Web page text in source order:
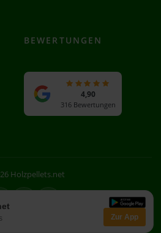
Zur App
BEWERTUNGEN
4,90
316 Bewertungen
Holzpellets.net